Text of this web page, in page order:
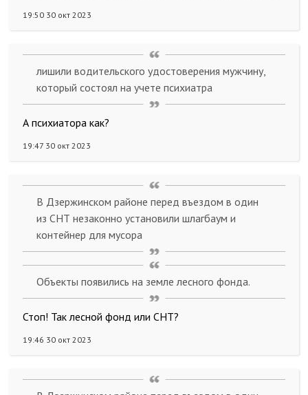
19:50 30 окт 2023
лишили водительского удостоверения мужчину,
который состоял на учете психиатра
А психиатора как?
19:47 30 окт 2023
В Дзержинском районе перед въездом в один
из СНТ незаконно установили шлагбаум и
контейнер для мусора
Объекты появились на земле лесного фонда.
Стоп! Так лесной фонд или СНТ?
19:46 30 окт 2023